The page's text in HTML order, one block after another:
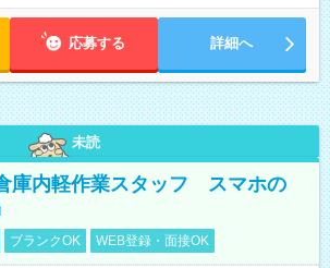
応募する 詳細へ
未読
庫内軽作業スタッフ スマホの
ブランクOK WEB登録・面接OK